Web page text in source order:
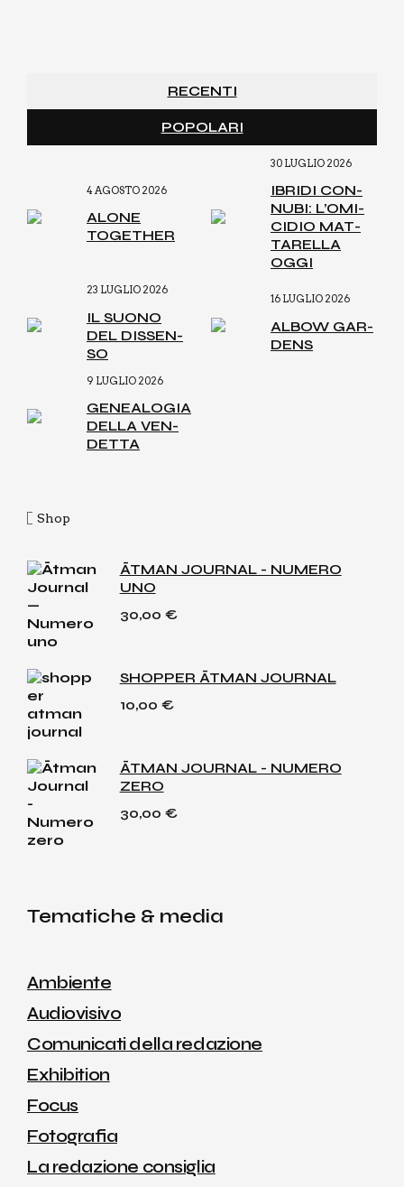
RECENTI
POPOLARI
4 AGOSTO 2026
ALO­NE
TOGE­THER
30 LUGLIO 2026
IBRI­DI CON­
NU­BI: L’O­MI­
CI­DIO MAT­
TA­REL­LA
OGGI
23 LUGLIO 2026
IL SUO­NO
DEL DIS­SEN­
SO
16 LUGLIO 2026
ALBOW GAR­
DENS
9 LUGLIO 2026
GENEA­LO­GIA
DEL­LA VEN­
DET­TA
Shop
ĀTMAN JOURNAL - NUMERO
UNO
30,00 €
SHOPPER ĀTMAN JOURNAL
10,00 €
ĀTMAN JOURNAL - NUMERO
ZERO
30,00 €
Tematiche & media
Ambiente
Audiovisivo
Comunicati della redazione
Exhibition
Focus
Fotografia
La redazione consiglia